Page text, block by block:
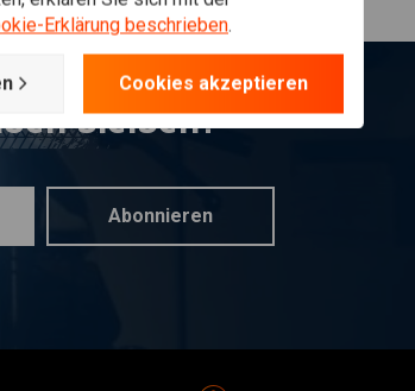
bleiben?
Abonnieren
Erklärung beschrieben.
Cookies akzeptieren